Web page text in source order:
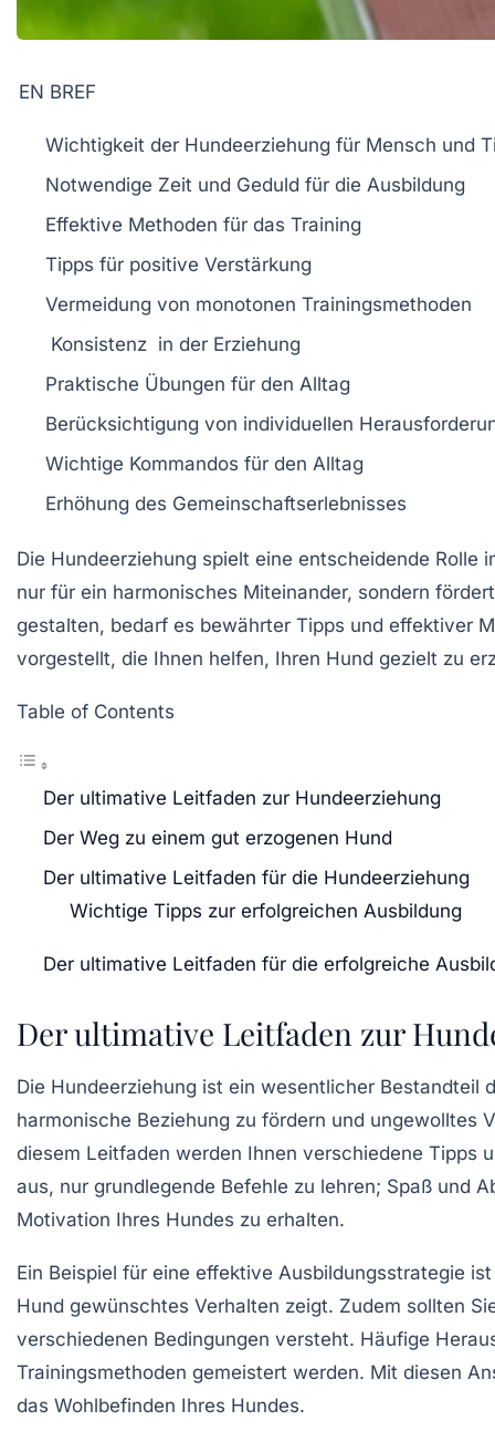
EN BREF
Wichtigkeit der Hundeerziehung für Mensch und
Notwendige Zeit und Geduld für die Ausbildung
Effektive Methoden für das Training
Tipps für positive Verstärkung
Vermeidung von monotonen Trainingsmethoden
Konsistenz in der Erziehung
Praktische Übungen für den Alltag
Berücksichtigung von individuellen
Wichtige Kommandos für den Alltag
Erhöhung des Gemeinschaftserlebnisses
Die Hundeerziehung spielt eine entscheidende Rolle
nur für ein harmonisches Miteinander, sondern
gestalten, bedarf es bewährter Tipps und effektiver
vorgestellt, die Ihnen helfen, Ihren Hund gezielt zu
Table of Contents
Der ultimative Leitfaden zur Hundeerziehung
Der Weg zu einem gut erzogenen Hund
Der ultimative Leitfaden für die Hundeerziehung
Wichtige Tipps zur erfolgreichen Ausbildung
Der ultimative Leitfaden für die erfolgreiche
Der ultimative Leitfaden zur
Die Hundeerziehung ist ein wesentlicher Bestandteil
harmonische Beziehung zu fördern und ungewolltes
diesem Leitfaden werden Ihnen verschiedene Tipps
aus, nur grundlegende Befehle zu lehren; Spaß und
Motivation Ihres Hundes zu erhalten.
Ein Beispiel für eine effektive Ausbildungsstrategie
Hund gewünschtes Verhalten zeigt. Zudem sollten
verschiedenen Bedingungen versteht. Häufige
Trainingsmethoden gemeistert werden. Mit diesen
das Wohlbefinden Ihres Hundes.